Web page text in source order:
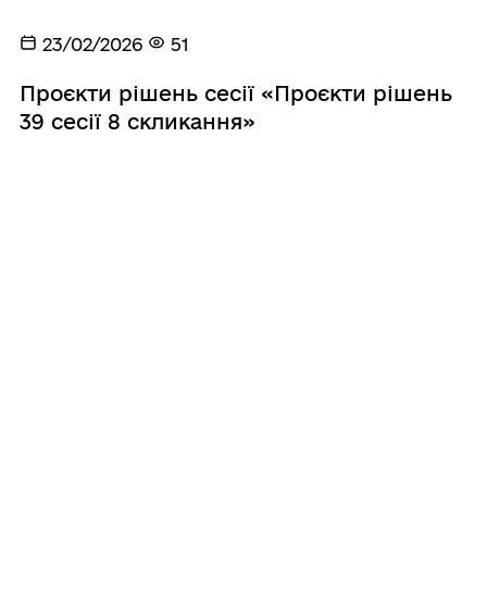
23/02/2026 51
Проєкти рішень сесії «Проєкти рішень
39 сесії 8 скликання»